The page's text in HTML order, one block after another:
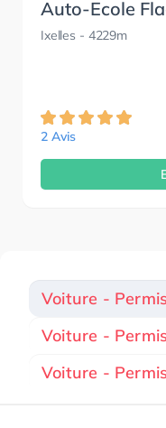
Auto-Ecole
Ixelles - 4229m
2 Avis
Voiture -
Voiture -
Voiture -